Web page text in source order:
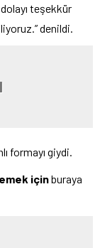
teşekkür
denildi.
formayı giydi.
içinburaya